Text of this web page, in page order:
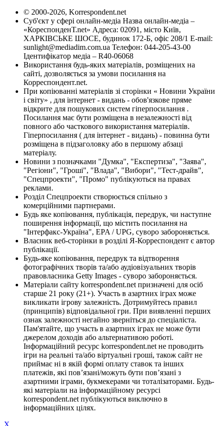
© 2000-2026, Korrespondent.net
Суб'єкт у сфері онлайн-медіа Назва онлайн-медіа –
«КореспонденТ.net» Адреса: 02091, місто Київ,
ХАРКІВСЬКЕ ШОСЕ, будинок 172-Б, офіс 208/1 E-mail:
sunlight@mediadim.com.ua Телефон: 044-205-43-00
Ідентифікатор медіа – R40-06068
Використання будь-яких матеріалів, розміщених на
сайті, дозволяється за умови посилання на
Корреспондент.net.
При копіюванні матеріалів зі сторінки « Новини України
і світу» , для інтернет - видань - обов'язкове пряме
відкрите для пошукових систем гіперпосилання .
Посилання має бути розміщена в незалежності від
повного або часткового використання матеріалів.
Гіперпосилання ( для інтернет - видань) - повинна бути
розміщена в підзаголовку або в першому абзаці
матеріалу.
Новини з позначками "Думка", "Експертиза", "Заява",
"Регіони", "Гроші", "Влада", "Вибори", "Тест-драйв",
"Спецпроекти", "Промо" публікуються на правах
реклами.
Розділ Спецпроекти створюється спільно з
комерційними партнерами.
Будь яке копіювання, публікація, передрук, чи наступне
поширення інформації, що містить посилання на
"Інтерфакс-Україна", EPA / UPG, суворо забороняється.
Власник веб-сторінки в розділі Я-Корреспондент є автор
публікації.
Будь-яке копіювання, передрук та відтворення
фотографічних творів та/або аудіовізуальних творів
правовласника Getty Images - суворо забороняється.
Матеріали сайту korrespondent.net призначені для осіб
старше 21 року (21+). Участь в азартних іграх може
викликати ігрову залежність. Дотримуйтесь правил
(принципів) відповідальної гри. При виявленні перших
ознак залежності негайно зверніться до спеціаліста.
Пам'ятайте, що участь в азартних іграх не може бути
джерелом доходів або альтернативою роботі.
Інформаційний ресурс korrespondent.net не проводить
ігри на реальні та/або віртуальні гроші, також сайт не
приймає ні в якій формі оплату ставок та інших
платежів, які пов’язані/можуть бути пов’язані з
азартними іграми, букмекерами чи тоталізаторами. Будь-
які матеріали на інформаційному ресурсі
korrespondent.net публікуються виключно в
інформаційних цілях.
X